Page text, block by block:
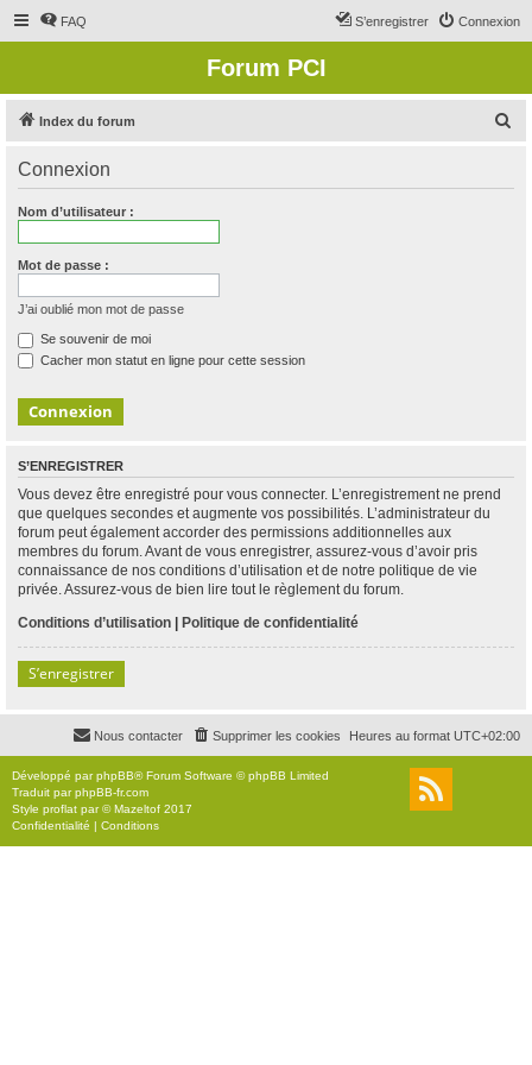
FAQ Connexion
S’enregistrer
Forum PCI
Index du forum
Connexion
Nom d’utilisateur :
Mot de passe :
J’ai oublié mon mot de passe
Se souvenir de moi
Cacher mon statut en ligne pour cette session
S’ENREGISTRER
Vous devez être enregistré pour vous connecter. L’enregistrement ne prend
que quelques secondes et augmente vos possibilités. L’administrateur du
forum peut également accorder des permissions additionnelles aux
membres du forum. Avant de vous enregistrer, assurez-vous d’avoir pris
connaissance de nos conditions d’utilisation et de notre politique de vie
privée. Assurez-vous de bien lire tout le règlement du forum.
Conditions d’utilisation | Politique de confidentialité
S’enregistrer
Heures au format UTC+02:00
Supprimer les cookies
Nous contacter
Développé parphpBB® Forum Software © phpBB Limited
Traduit parphpBB-fr.com
Style proflat par ©Mazeltof 2017
Confidentialité | Conditions